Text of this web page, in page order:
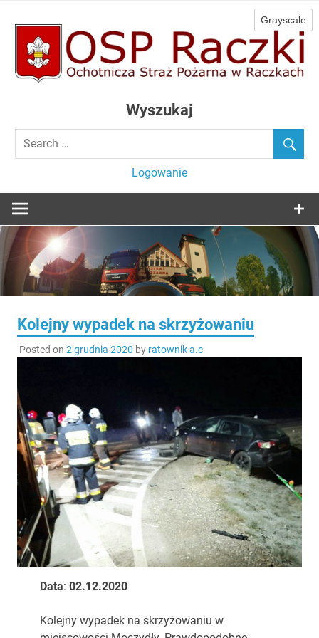
content
OSP Raczki
Wyszukaj
Logowanie
Kolejny wypadek na skrzyżowaniu
Posted on 2 grudnia 2020 by ratownik a.c
Data: 02.12.2020
Kolejny wypadek na skrzyżowaniu w